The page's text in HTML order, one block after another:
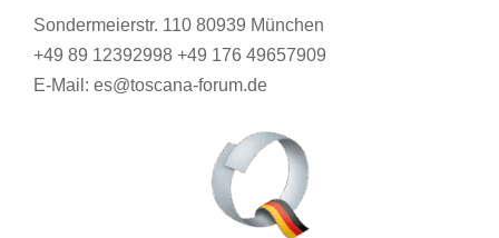
Sondermeierstr. 110 80939 München
+49 89 12392998 +49 176 49657909
E-Mail: es@toscana-forum.de